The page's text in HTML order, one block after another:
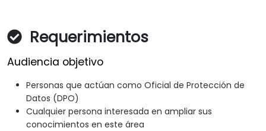
Requerimientos
Audiencia objetivo
Personas que actúan como Oficial de Protección de
Datos (DPO)
Cualquier persona interesada en ampliar sus
conocimientos en este área